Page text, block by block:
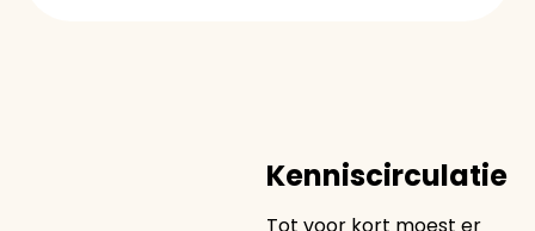
Kenniscirculatie